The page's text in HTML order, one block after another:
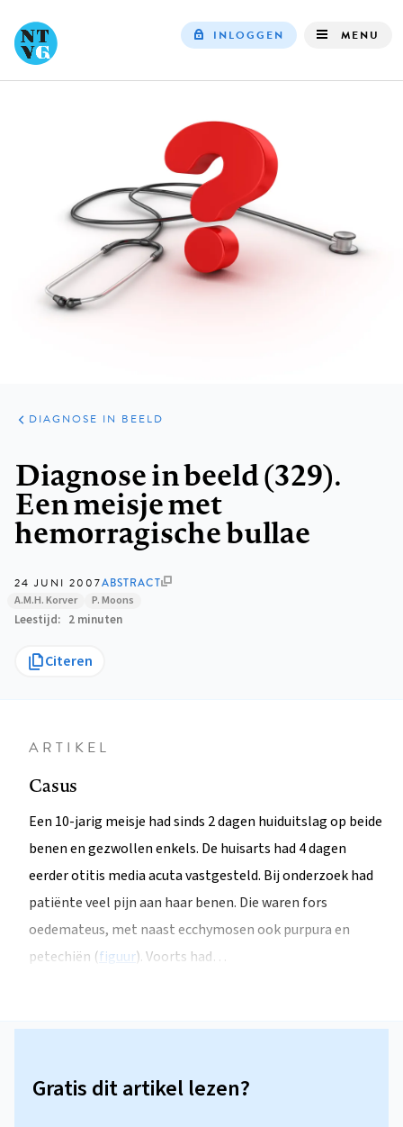
INLOGGEN MENU
ARTIKELEN
PRAKTIJK
DIAGNOSE IN BEELD
Diagnose in beeld (329).
Een meisje met
hemorragische bullae
24 JUNI 2007ABSTRACT
A.M.H. Korver
P. Moons
Leestijd 2 minuten
Citeren
ARTIKEL
Casus
Een 10-jarig meisje had sinds 2 dagen huiduitslag op beide
benen en gezwollen enkels. De huisarts had 4 dagen
eerder otitis media acuta vastgesteld. Bij onderzoek had
patiënte veel pijn aan haar benen. Die waren fors
oedemateus, met naast ecchymosen ook purpura en
petechiën (figuur). Voorts had…
Gratis dit artikel lezen?